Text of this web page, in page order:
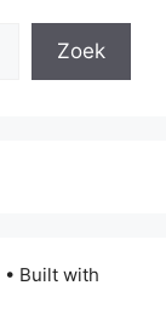
Zoek
• Built with